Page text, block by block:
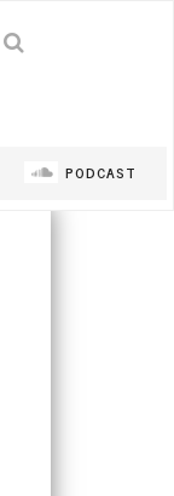
PODCAST